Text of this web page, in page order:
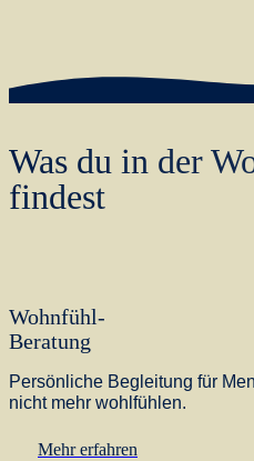
Was du in der
findest
Wohnfühl-
Beratung
Persönliche Begleitung für
nicht mehr wohlfühlen.
Mehr erfahren